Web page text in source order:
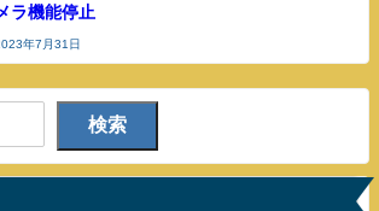
ラ機能停止
年7月31日
検索